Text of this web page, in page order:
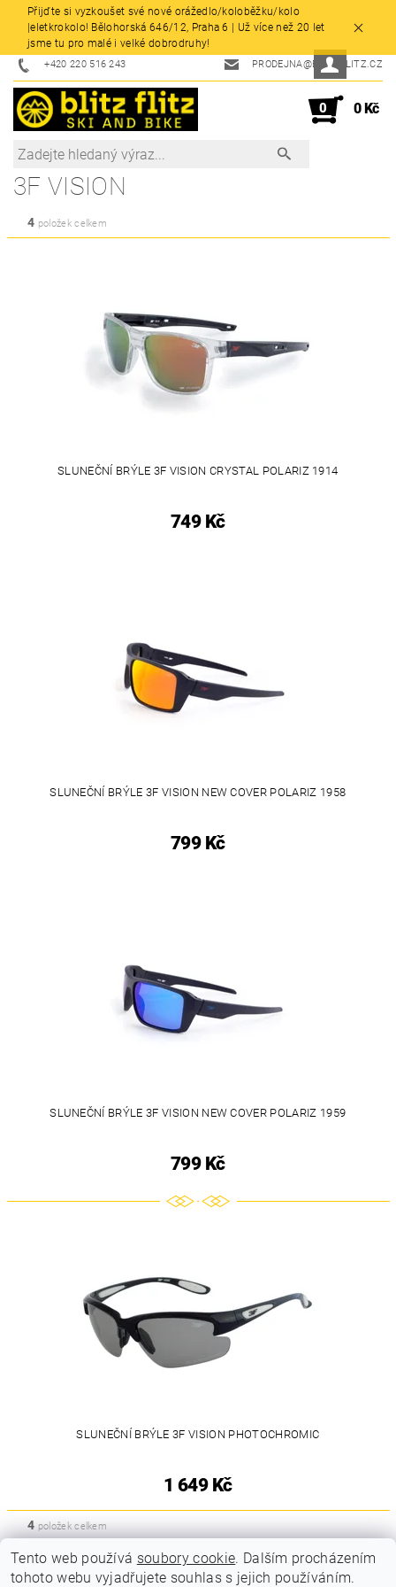
Přijďte si vyzkoušet své nové orážedlo/koloběžku/kolo
|eletkrokolo! Bělohorská 646/12, Praha 6 | Už více než 20 let
jsme tu pro malé i velké dobrodruhy!
+420 220 516 243 PRODEJNA@BLITZFLITZ.CZ
0 0 Kč
3F VISION
4 položek celkem
SLUNEČNÍ BRÝLE 3F VISION CRYSTAL POLARIZ 1914
749 Kč
SLUNEČNÍ BRÝLE 3F VISION NEW COVER POLARIZ 1958
799 Kč
SLUNEČNÍ BRÝLE 3F VISION NEW COVER POLARIZ 1959
799 Kč
SLUNEČNÍ BRÝLE 3F VISION PHOTOCHROMIC
1 649 Kč
4 položek celkem
Tento web používá soubory cookie. Dalším procházením
tohoto webu vyjadřujete souhlas s jejich používáním.